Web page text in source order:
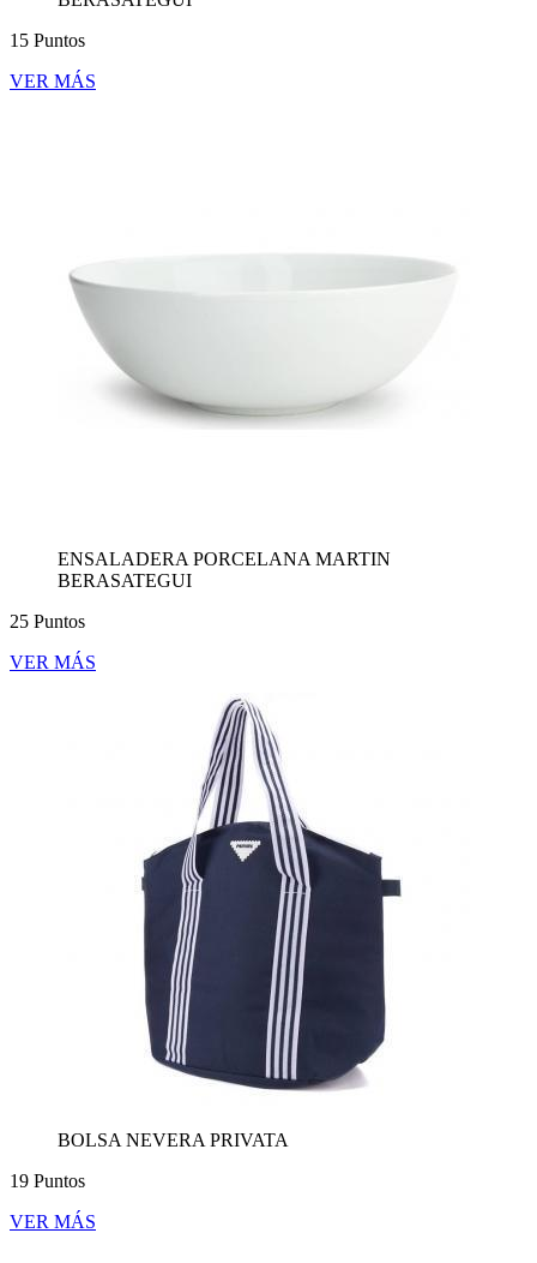
15 Puntos
VER MÁS
ENSALADERA PORCELANA MARTIN
BERASATEGUI
25 Puntos
VER MÁS
BOLSA NEVERA PRIVATA
19 Puntos
VER MÁS